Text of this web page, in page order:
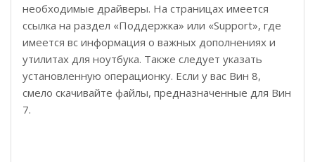
необходимые драйверы. На страницах имеется
ссылка на раздел «Поддержка» или «Support», где
имеется вс информация о важных дополнениях и
утилитах для ноутбука. Также следует указать
установленную операционку. Если у вас Вин 8,
смело скачивайте файлы, предназначенные для Вин
7.